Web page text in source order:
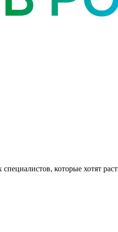
которые хотят